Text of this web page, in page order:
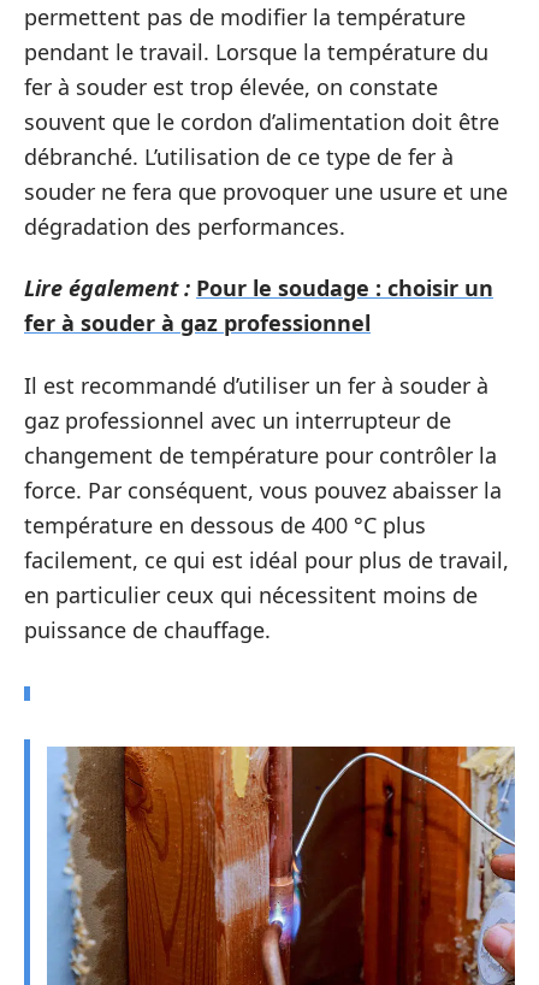
permettent pas de modifier la température
pendant le travail. Lorsque la température du
fer à souder est trop élevée, on constate
souvent que le cordon d’alimentation doit être
débranché. L’utilisation de ce type de fer à
souder ne fera que provoquer une usure et une
dégradation des performances.
Lire également : Pour le soudage : choisir un
fer à souder à gaz professionnel
Il est recommandé d’utiliser un fer à souder à
gaz professionnel avec un interrupteur de
changement de température pour contrôler la
force. Par conséquent, vous pouvez abaisser la
température en dessous de 400 °C plus
facilement, ce qui est idéal pour plus de travail,
en particulier ceux qui nécessitent moins de
puissance de chauffage.